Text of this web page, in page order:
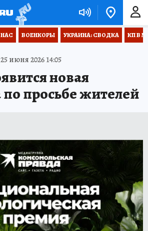
НАС ВОЕНКОРЫ УКРАИНА: СВОДКА КП В
25 июня 2026 14:05
новая
по просьбе жителей